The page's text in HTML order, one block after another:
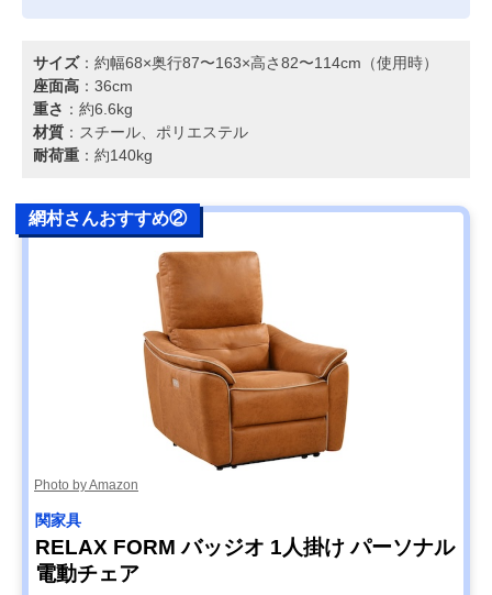
サイズ：約幅68×奥行87〜163×高さ82〜114cm（使用時）
座面高 ：36cm
重さ ：約6.6kg
材質 ：スチール、ポリエステル
耐荷重 ：約140kg
網村さんおすすめ②
Photo by Amazon
関家具
RELAX FORM バッジオ 1人掛け パーソナル
電動チェア